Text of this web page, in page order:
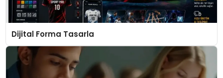
Dijital Forma Tasarla